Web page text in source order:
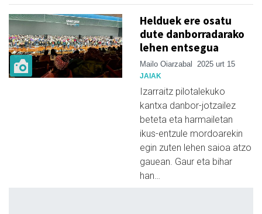
Helduek ere osatu
dute danborradarako
lehen entsegua
Mailo Oiarzabal 2025 urt 15
JAIAK
Izarraitz pilotalekuko
kantxa danbor-jotzailez
beteta eta harmailetan
ikus-entzule mordoarekin
egin zuten lehen saioa atzo
gauean. Gaur eta bihar
han…